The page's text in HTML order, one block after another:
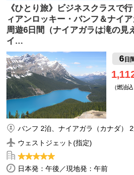
《ひとり旅》ビジネスクラスで
ィアンロッキー・バンフ＆ナイ
周遊6日間（ナイアガラは滝の見
イ…
6日
（燃油込
バンフ 2泊、ナイアガラ（カナダ）
ウェストジェット(指定)
日本発：午後／現地発：午前